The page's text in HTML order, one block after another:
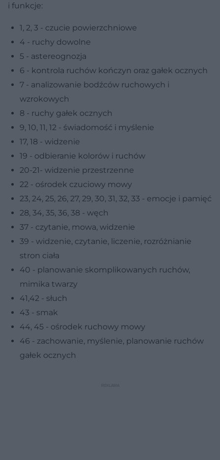
i funkcje:
1, 2, 3 - czucie powierzchniowe
4 - ruchy dowolne
5 - astereognozja
6 - kontrola ruchów kończyn oraz gałek ocznych
7 - analizowanie bodźców ruchowych i
wzrokowych
8 - ruchy gałek ocznych
9, 10, 11, 12 - świadomość i myślenie
17, 18 - widzenie
19 - odbieranie kolorów i ruchów
20-21- widzenie przestrzenne
22 - ośrodek czuciowy mowy
23, 24, 25, 26, 27, 29, 30, 31, 32, 33 - emocje i pamięć
28, 34, 35, 36, 38 - węch
37 - czytanie, mowa, widzenie
39 - widzenie, czytanie, liczenie, rozróżnianie
stron ciała
40 - planowanie skomplikowanych ruchów,
mimika twarzy
41,42 - słuch
43 - smak
44, 45 - ośrodek ruchowy mowy
46 - zachowanie, myślenie, planowanie ruchów
gałek ocznych